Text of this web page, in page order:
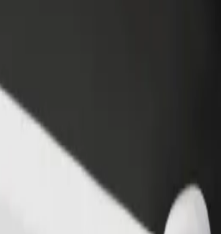
Park
Fosse Shopping Park; Εξερεύνησε τις υπηρεσίες μας